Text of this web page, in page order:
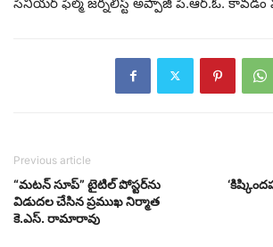
Previous article
“మటన్ సూప్” టైటిల్ పోస్టర్‌ను
విడుదల చేసిన ప్రముఖ నిర్మాత
కె.ఎస్‌. రామారావు